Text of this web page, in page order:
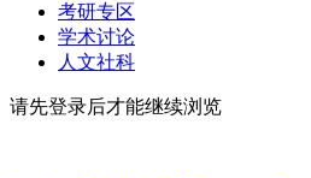
考研专区
学术讨论
人文社科
请先登录后才能继续浏览